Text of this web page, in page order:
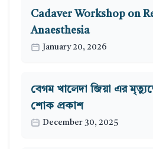
Cadaver Workshop on
Anaesthesia
January 20, 2026
বেগম খালেদা জিয়া এর
শোক প্রকাশ
December 30, 2025